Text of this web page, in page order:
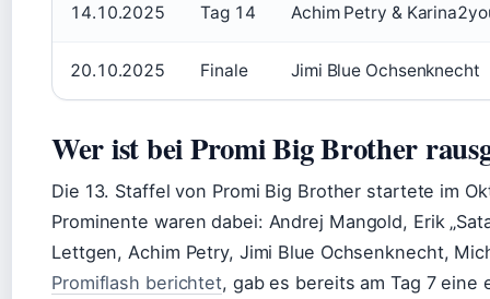
14.10.2025 Tag 14 Achim Petry &
20.10.2025 Finale Jimi Blue Ochsenknecht
Wer ist bei Promi Big Brother
Die 13. Staffel von Promi Big Brother startete im
Prominente waren dabei: Andrej Mangold, Erik
Lettgen, Achim Petry, Jimi Blue Ochsenknecht,
Promiflash berichtet, gab es bereits am Tag 7 eine